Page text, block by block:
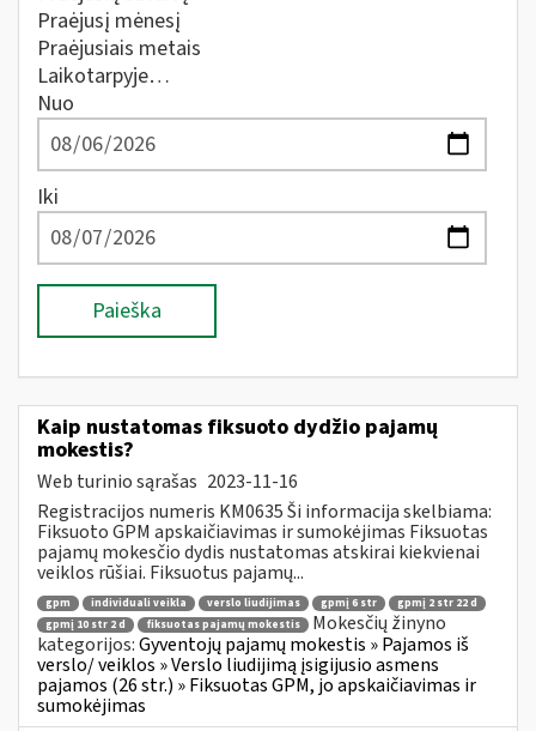
Praėjusį mėnesį
Praėjusiais metais
Laikotarpyje…
Nuo
Iki
Paieška
Kaip nustatomas fiksuoto dydžio pajamų
mokestis?
Web turinio sąrašas 2023-11-16
Registracijos numeris KM0635 Ši informacija skelbiama:
Fiksuoto GPM apskaičiavimas ir sumokėjimas Fiksuotas
pajamų mokesčio dydis nustatomas atskirai kiekvienai
veiklos rūšiai. Fiksuotus pajamų...
gpm individuali veikla verslo liudijimas gpmį 6 str
gpmį 2 str 22 d
gpmį 10 str 2 d
fiksuotas pajamų mokestis
Mokesčių žinyno
kategorijos:Gyventojų pajamų mokestis » Pajamos iš
verslo/ veiklos » Verslo liudijimą įsigijusio asmens
pajamos (26 str.) » Fiksuotas GPM, jo apskaičiavimas ir
sumokėjimas